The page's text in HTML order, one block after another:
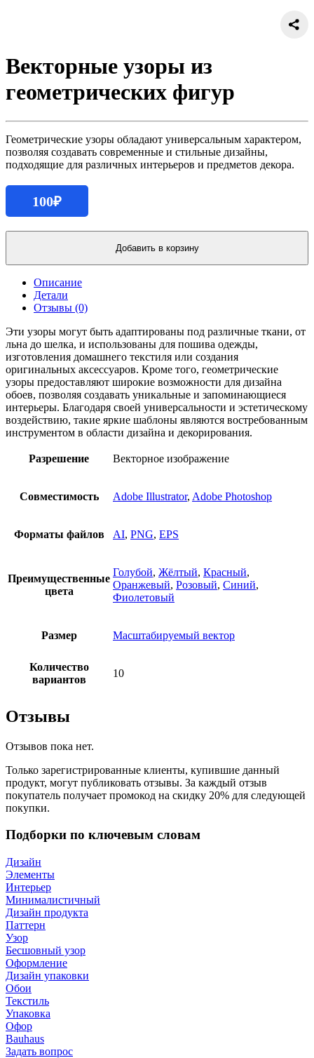
Векторные узоры из
геометрических фигур
Геометрические узоры обладают универсальным характером,
позволяя создавать современные и стильные дизайны,
подходящие для различных интерьеров и предметов декора.
100₽
Количество
Векторные
геометрических
фигур
Добавить в корзину
Описание
Детали
Отзывы (0)
Эти узоры могут быть адаптированы под различные ткани, от
льна до шелка, и использованы для пошива одежды,
изготовления домашнего текстиля или создания
оригинальных аксессуаров. Кроме того, геометрические
узоры предоставляют широкие возможности для дизайна
обоев, позволяя создавать уникальные и запоминающиеся
интерьеры. Благодаря своей универсальности и эстетическому
воздействию, такие яркие шаблоны являются востребованным
инструментом в области дизайна и декорирования.
Разрешение Векторное изображение
Совместимость Adobe Illustrator, Adobe Photoshop
Форматы файлов AI, PNG, EPS
Преимущественные
цвета
Голубой, Жёлтый, Красный,
Оранжевый, Розовый, Синий,
Фиолетовый
Размер Масштабируемый вектор
Количество
вариантов
10
Отзывы
Отзывов пока нет.
Только зарегистрированные клиенты, купившие данный
продукт, могут публиковать отзывы. За каждый отзыв
покупатель получает промокод на скидку 20% для следующей
покупки.
Подборки по ключевым словам
Дизайн
Элементы
Интерьер
Минималистичный
Дизайн продукта
Паттерн
Узор
Бесшовный узор
Оформление
Дизайн упаковки
Обои
Текстиль
Упаковка
Офор
Bauhaus
Задать вопрос